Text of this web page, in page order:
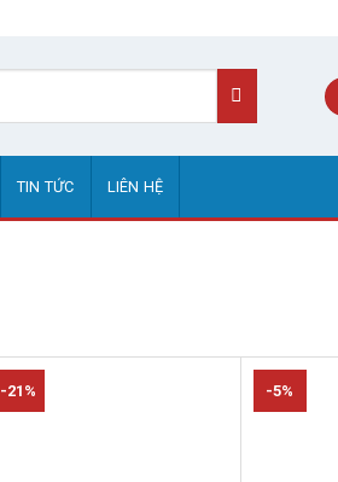
TIN TỨC LIÊN HỆ
-21% -5%